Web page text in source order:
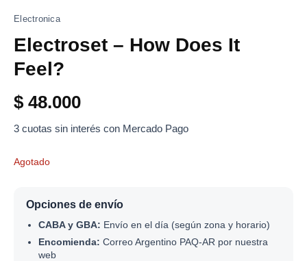
Electronica
Electroset – How Does It
Feel?
$ 48.000
3 cuotas sin interés con Mercado Pago
Agotado
Opciones de envío
CABA y GBA: Envío en el día (según zona y horario)
Encomienda: Correo Argentino PAQ-AR por nuestra
web